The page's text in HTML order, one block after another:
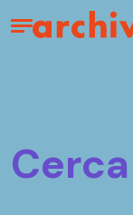
Home page
Apri il menu
Cerca